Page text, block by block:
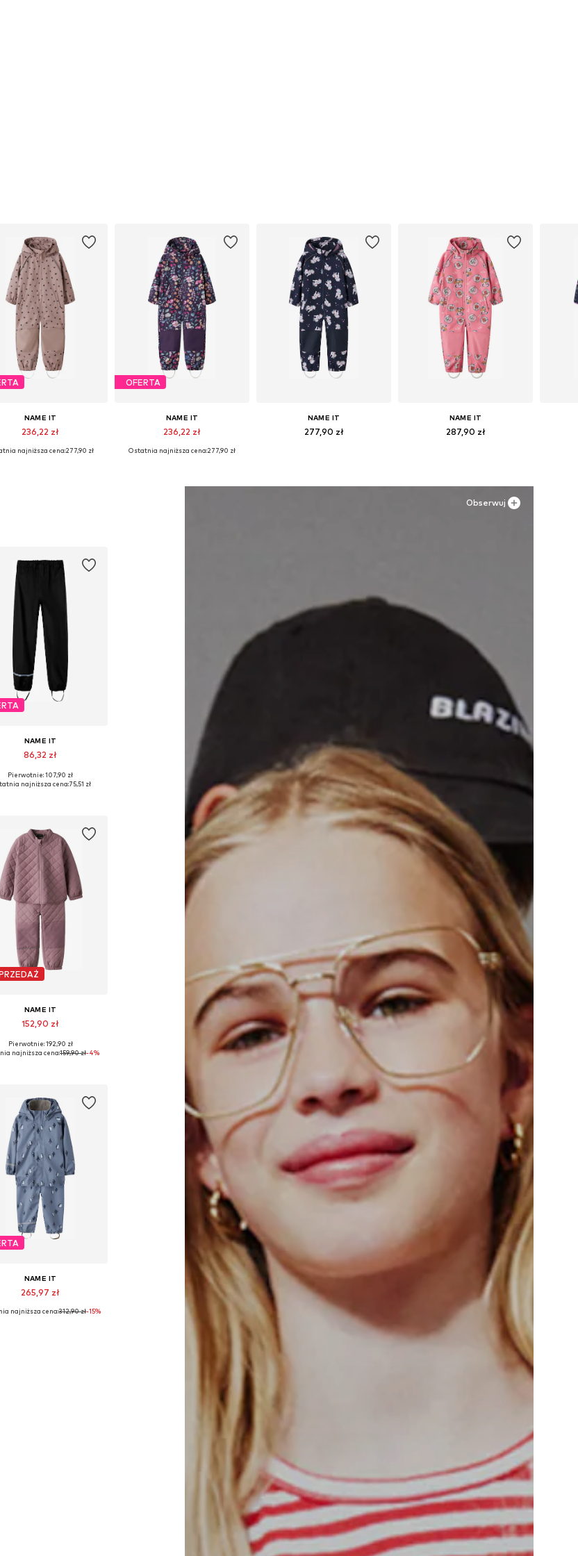
NAME IT
236,22 zł
w różnych rozmiarach
najniższa cena:277,90 zł
OFERTA
NAME IT
236,22 zł
Dostępne w różnych rozmiarach
Ostatnia najniższa cena:277,90 zł
NAME IT
277,90 zł
NAME IT
287,90 zł
Obserwuj
NAME IT
86,32 zł
w różnych rozmiarach
Pierwotnie: 107,90 zł
najniższa cena:75,51 zł
NAME IT
152,90 zł
w różnych rozmiarach
Pierwotnie: 192,90 zł
najniższa cena:159,90 zł-4%
NAME IT
265,97 zł
najniższa cena:312,90 zł-15%